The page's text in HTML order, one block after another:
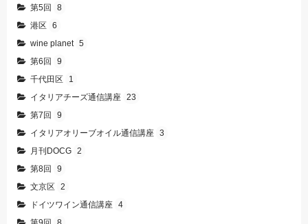
第5回
8
港区 6
wine planet 5
第6回
9
千代田区
1
イタリアチーズ通信講座 23
第7回
9
イタリアオリーブオイル通信講座 3
月刊DOCG 2
第8回
9
文京区 2
ドイツワイン通信講座 4